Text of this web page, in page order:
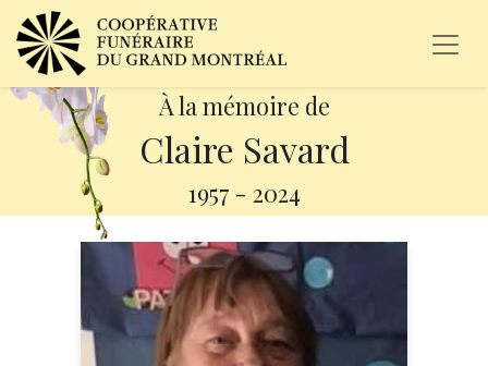
À la mémoire de
Claire Savard
1957 - 2024